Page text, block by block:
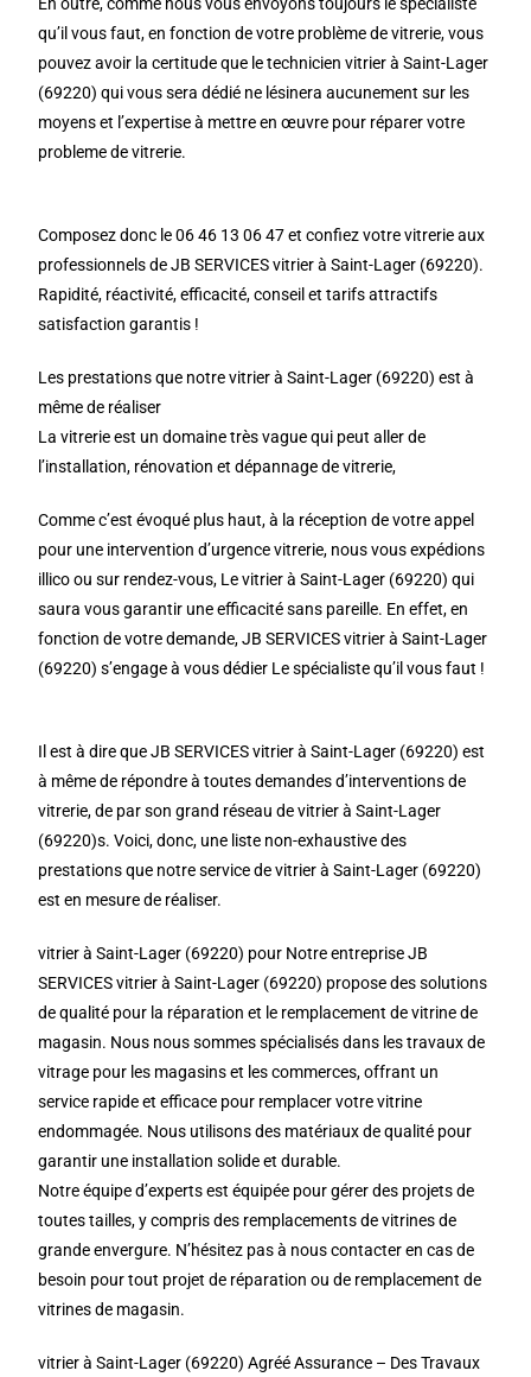
qu’il vous faut, en fonction de votre problème de vitrerie, vous
pouvez avoir la certitude que le technicien vitrier à Saint-Lager
(69220) qui vous sera dédié ne lésinera aucunement sur les
moyens et l’expertise à mettre en œuvre pour réparer votre
probleme de vitrerie.
Composez donc le 06 46 13 06 47 et confiez votre vitrerie aux
professionnels de JB SERVICES vitrier à Saint-Lager (69220).
Rapidité, réactivité, efficacité, conseil et tarifs attractifs
satisfaction garantis !
Les prestations que notre vitrier à Saint-Lager (69220) est à
même de réaliser
La vitrerie est un domaine très vague qui peut aller de
l’installation, rénovation et dépannage de vitrerie,
Comme c’est évoqué plus haut, à la réception de votre appel
pour une intervention d’urgence vitrerie, nous vous expédions
illico ou sur rendez-vous, Le vitrier à Saint-Lager (69220) qui
saura vous garantir une efficacité sans pareille. En effet, en
fonction de votre demande, JB SERVICES vitrier à Saint-Lager
(69220) s’engage à vous dédier Le spécialiste qu’il vous faut !
Il est à dire que JB SERVICES vitrier à Saint-Lager (69220) est
à même de répondre à toutes demandes d’interventions de
vitrerie, de par son grand réseau de vitrier à Saint-Lager
(69220)s. Voici, donc, une liste non-exhaustive des
prestations que notre service de vitrier à Saint-Lager (69220)
est en mesure de réaliser.
vitrier à Saint-Lager (69220) pour Notre entreprise JB
SERVICES vitrier à Saint-Lager (69220) propose des solutions
de qualité pour la réparation et le remplacement de vitrine de
magasin. Nous nous sommes spécialisés dans les travaux de
vitrage pour les magasins et les commerces, offrant un
service rapide et efficace pour remplacer votre vitrine
endommagée. Nous utilisons des matériaux de qualité pour
garantir une installation solide et durable.
Notre équipe d’experts est équipée pour gérer des projets de
toutes tailles, y compris des remplacements de vitrines de
grande envergure. N’hésitez pas à nous contacter en cas de
besoin pour tout projet de réparation ou de remplacement de
vitrines de magasin.
vitrier à Saint-Lager (69220) Agréé Assurance – Des Travaux